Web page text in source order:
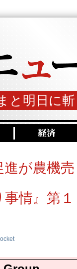
と明日に
が農機
事情』第